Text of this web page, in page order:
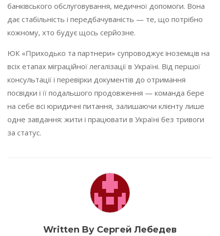
банківського обслуговування, медичної допомоги. Вона
дає стабільність і передбачуваність — те, що потрібно
кожному, хто будує щось серйозне.
ЮК «Приходько та партнери» супроводжує іноземців на
всіх етапах міграційної легалізації в Україні. Від першої
консультації і перевірки документів до отримання
посвідки і її подальшого продовження — команда бере
на себе всі юридичні питання, залишаючи клієнту лише
одне завдання: жити і працювати в Україні без тривоги
за статус.
Written By Сергей Лебедев